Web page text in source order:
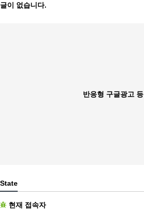
글이 없습니다.
반응형 구글광고 등
State
현재 접속자